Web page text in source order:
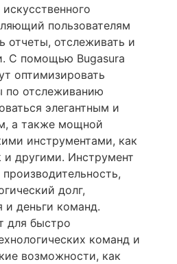
пользователям
отчеты, отслеживать и
С помощью Bugasura
оптимизировать
по отслеживанию
элегантным и
а также мощной
инструментами, как
и другими. Инструмент
долг,
и деньги команд.
для быстро
команд и
возможности, как